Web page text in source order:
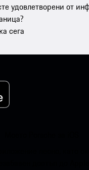
удовлетворени от
сега